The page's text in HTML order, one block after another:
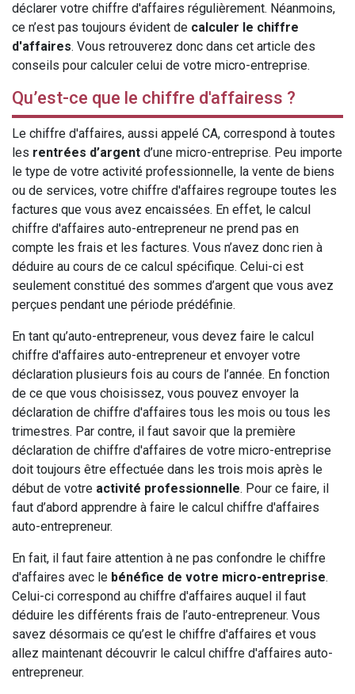
déclarer votre chiffre d'affaires régulièrement. Néanmoins,
ce n’est pas toujours évident de calculer le chiffre
d'affaires. Vous retrouverez donc dans cet article des
conseils pour calculer celui de votre micro-entreprise.
Qu’est-ce que le chiffre d'affairess ?
Le chiffre d'affaires, aussi appelé CA, correspond à toutes
les rentrées d’argent d’une micro-entreprise. Peu importe
le type de votre activité professionnelle, la vente de biens
ou de services, votre chiffre d'affaires regroupe toutes les
factures que vous avez encaissées. En effet, le calcul
chiffre d'affaires auto-entrepreneur ne prend pas en
compte les frais et les factures. Vous n’avez donc rien à
déduire au cours de ce calcul spécifique. Celui-ci est
seulement constitué des sommes d’argent que vous avez
perçues pendant une période prédéfinie.
En tant qu’auto-entrepreneur, vous devez faire le calcul
chiffre d'affaires auto-entrepreneur et envoyer votre
déclaration plusieurs fois au cours de l’année. En fonction
de ce que vous choisissez, vous pouvez envoyer la
déclaration de chiffre d'affaires tous les mois ou tous les
trimestres. Par contre, il faut savoir que la première
déclaration de chiffre d'affaires de votre micro-entreprise
doit toujours être effectuée dans les trois mois après le
début de votre activité professionnelle. Pour ce faire, il
faut d’abord apprendre à faire le calcul chiffre d'affaires
auto-entrepreneur.
En fait, il faut faire attention à ne pas confondre le chiffre
d'affaires avec le bénéfice de votre micro-entreprise.
Celui-ci correspond au chiffre d'affaires auquel il faut
déduire les différents frais de l’auto-entrepreneur. Vous
savez désormais ce qu’est le chiffre d'affaires et vous
allez maintenant découvrir le calcul chiffre d'affaires auto-
entrepreneur.